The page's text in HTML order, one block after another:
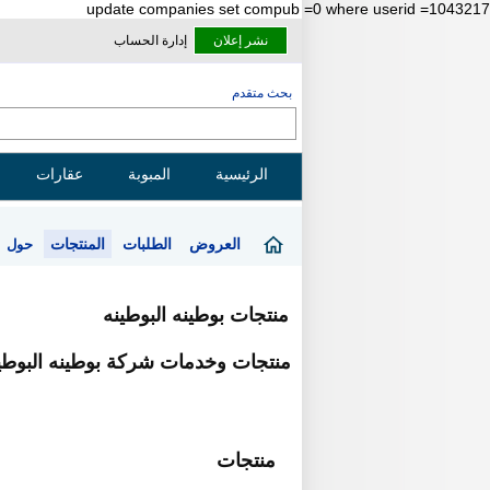
update companies set compub =0 where userid =1043217
نشر إعلان إدارة الحساب
بحث متقدم
الرئيسية المبوبة عقارات
العروض الطلبات المنتجات حول
منتجات بوطينه البوطينه
منتجات وخدمات شركة بوطينه
منتجات